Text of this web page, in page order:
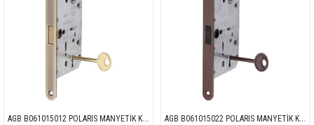
AGB B061015012 POLARIS MANYETİK KİLİT ODA 90x50 ANTİK SARI AGB B061015022 POLARIS MANYETİK KİLİT ODA 90x50 BRONZ